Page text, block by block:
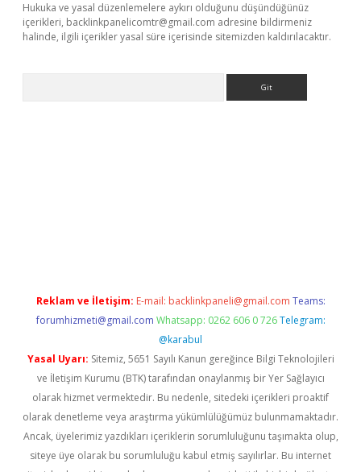
Hukuka ve yasal düzenlemelere aykırı olduğunu düşündüğünüz
içerikleri, backlinkpanelicomtr@gmail.com adresine bildirmeniz
halinde, ilgili içerikler yasal süre içerisinde sitemizden kaldırılacaktır.
Reklam ve İletişim: E-mail: backlinkpaneli@gmail.com Teams:
forumhizmeti@gmail.com Whatsapp: 0262 606 0 726 Telegram:
@karabul
Yasal Uyarı: Sitemiz, 5651 Sayılı Kanun gereğince Bilgi Teknolojileri
ve İletişim Kurumu (BTK) tarafından onaylanmış bir Yer Sağlayıcı
olarak hizmet vermektedir. Bu nedenle, sitedeki içerikleri proaktif
olarak denetleme veya araştırma yükümlülüğümüz bulunmamaktadır.
Ancak, üyelerimiz yazdıkları içeriklerin sorumluluğunu taşımakta olup,
siteye üye olarak bu sorumluluğu kabul etmiş sayılırlar. Bu internet